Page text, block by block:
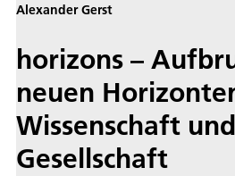
Alexander Gerst
horizons –
neuen
Wissenschaft und
Gesellschaft